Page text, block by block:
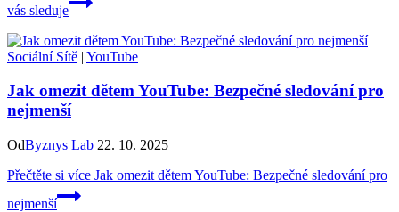
vás sleduje
Sociální Sítě | YouTube
Jak omezit dětem YouTube: Bezpečné sledování pro
nejmenší
OdByznys Lab 22. 10. 2025
Přečtěte si více Jak omezit dětem YouTube: Bezpečné sledování pro
nejmenší